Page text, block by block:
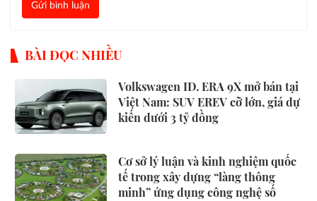
Gửi bình luận
BÀI ĐỌC NHIỀU
Volkswagen ID. ERA 9X mở bán tại
Việt Nam: SUV EREV cỡ lớn, giá dự
kiến dưới 3 tỷ đồng
Cơ sở lý luận và kinh nghiệm quốc
tế trong xây dựng “làng thông
minh” ứng dụng công nghệ số